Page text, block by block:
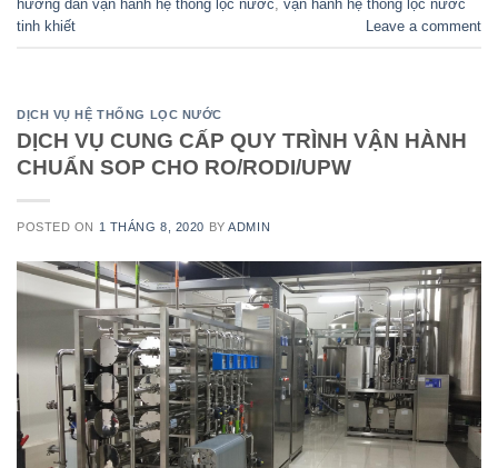
hướng dẫn vận hành hệ thống lọc nước, vận hành hệ thống lọc nước
tinh khiết
Leave a comment
DỊCH VỤ HỆ THỐNG LỌC NƯỚC
DỊCH VỤ CUNG CẤP QUY TRÌNH VẬN HÀNH
CHUẨN SOP CHO RO/RODI/UPW
POSTED ON 1 THÁNG 8, 2020 BYADMIN